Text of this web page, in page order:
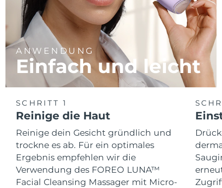
ANWENDUNG
Einfach und leicht
SCHRITT 1
Reinige die Haut
Reinige dein Gesicht gründlich und
trockne es ab. Für ein optimales
Ergebnis empfehlen wir die
Verwendung des FOREO LUNA™
Facial Cleansing Massager mit Micro-